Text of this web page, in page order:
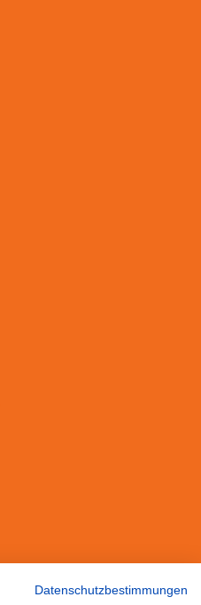
Datenschutzbestimmungen